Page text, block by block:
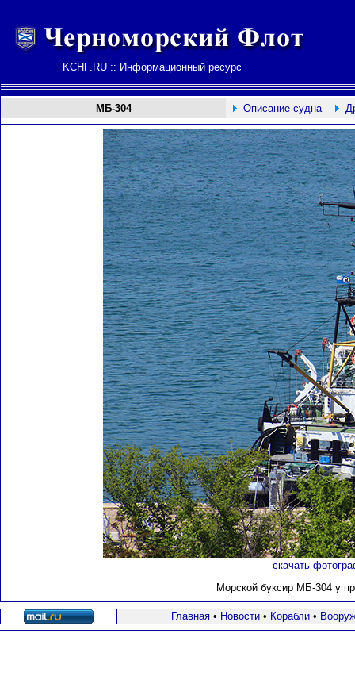
KCHF.RU :: Информационный ресурс
МБ-304 Описание судна
скачать
Морской буксир МБ-304 у
Главная• Новости• Корабли•